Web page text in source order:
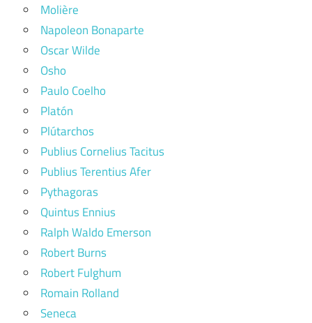
Molière
Napoleon Bonaparte
Oscar Wilde
Osho
Paulo Coelho
Platón
Plútarchos
Publius Cornelius Tacitus
Publius Terentius Afer
Pythagoras
Quintus Ennius
Ralph Waldo Emerson
Robert Burns
Robert Fulghum
Romain Rolland
Seneca